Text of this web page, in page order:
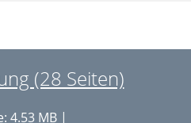
(28 Seiten)
4.53 MB |